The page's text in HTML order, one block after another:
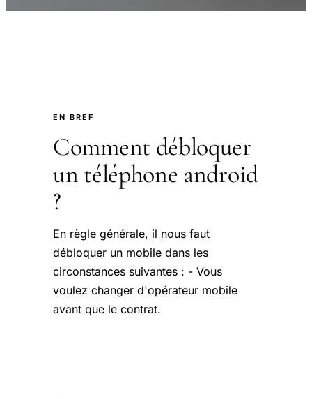
EN BREF
Comment débloquer
un téléphone android
?
En règle générale, il nous faut
débloquer un mobile dans les
circonstances suivantes : - Vous
voulez changer d'opérateur mobile
avant que le contrat.